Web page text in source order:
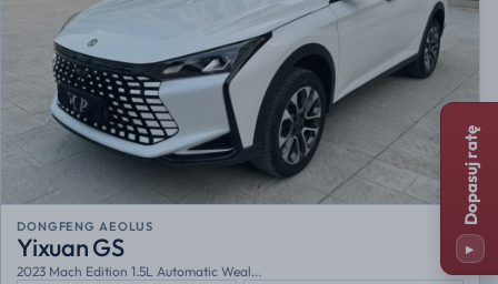
Dopasuj ratę
▸
DONGFENG AEOLUS
Yixuan GS
2023 Mach Edition 1.5L Automatic Weal...